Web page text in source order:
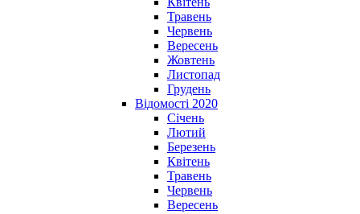
Травень
Червень
Вересень
Жовтень
Листопад
Грудень
Відомості 2020
Січень
Лютий
Березень
Квітень
Травень
Червень
Вересень